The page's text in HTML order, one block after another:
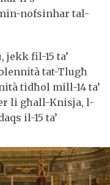
nofsinhar tal-
jekk fil-15 ta’
tat-Tlugħ
tidħol mill-14 ta’
li għall-Knisja, l-
il-15 ta’